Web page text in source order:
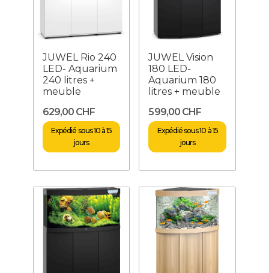
JUWEL Rio 240
LED- Aquarium
240 litres +
meuble
629,00 CHF
Expédié sous 10 à 15
jours
JUWEL Vision
180 LED-
Aquarium 180
litres + meuble
599,00 CHF
Expédié sous 10 à 15
jours